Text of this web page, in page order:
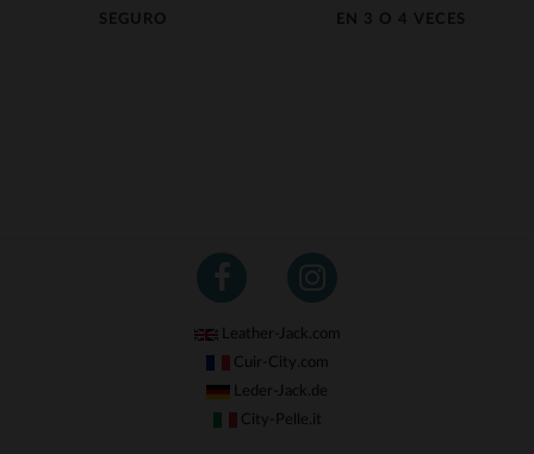
SEGURO
EN 3 O 4 VECES
Leather-Jack.com
Cuir-City.com
Leder-Jack.de
City-Pelle.it